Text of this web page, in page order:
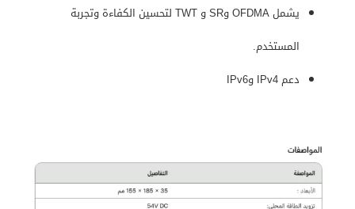
يشمل OFDMA وSR و TWT لتحسين الكفاءة وتجربة
المستخدم.
دعم IPv4 وIPv6